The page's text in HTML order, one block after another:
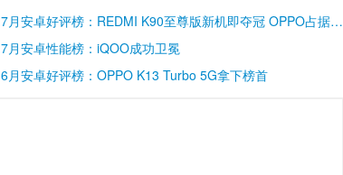
7月安卓好评榜：REDMI K90至尊版新机即夺冠 OPPO占据半
壁江山
7月安卓性能榜：iQOO成功卫冕
6月安卓好评榜：OPPO K13 Turbo 5G拿下榜首